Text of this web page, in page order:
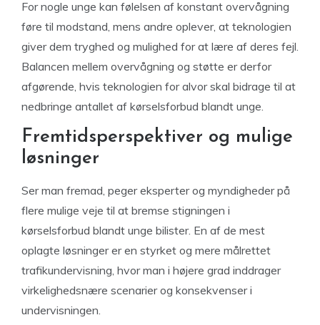
For nogle unge kan følelsen af konstant overvågning
føre til modstand, mens andre oplever, at teknologien
giver dem tryghed og mulighed for at lære af deres fejl.
Balancen mellem overvågning og støtte er derfor
afgørende, hvis teknologien for alvor skal bidrage til at
nedbringe antallet af kørselsforbud blandt unge.
Fremtidsperspektiver og mulige
løsninger
Ser man fremad, peger eksperter og myndigheder på
flere mulige veje til at bremse stigningen i
kørselsforbud blandt unge bilister. En af de mest
oplagte løsninger er en styrket og mere målrettet
trafikundervisning, hvor man i højere grad inddrager
virkelighedsnære scenarier og konsekvenser i
undervisningen.